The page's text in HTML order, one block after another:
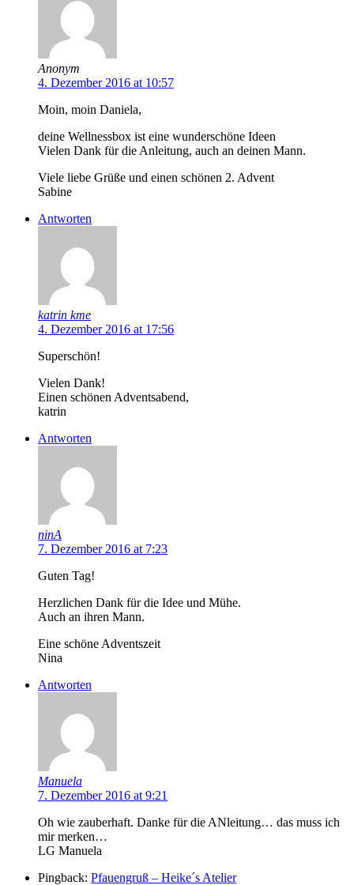
Anonym
4. Dezember 2016 at 10:57
Moin, moin Daniela,
deine Wellnessbox ist eine wunderschöne Ideen
Vielen Dank für die Anleitung, auch an deinen Mann.
Viele liebe Grüße und einen schönen 2. Advent
Sabine
Antworten
katrin kme
4. Dezember 2016 at 17:56
Superschön!
Vielen Dank!
Einen schönen Adventsabend,
katrin
Antworten
ninA
7. Dezember 2016 at 7:23
Guten Tag!
Herzlichen Dank für die Idee und Mühe.
Auch an ihren Mann.
Eine schöne Adventszeit
Nina
Antworten
Manuela
7. Dezember 2016 at 9:21
Oh wie zauberhaft. Danke für die ANleitung… das muss ich
mir merken…
LG Manuela
Pingback: Pfauengruß – Heike´s Atelier